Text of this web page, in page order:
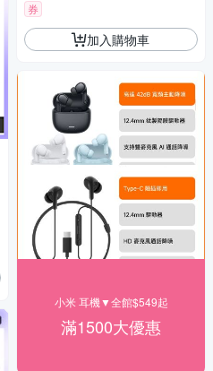
券
加入購物車
小米 耳機▼全館$549起
滿1500大優惠